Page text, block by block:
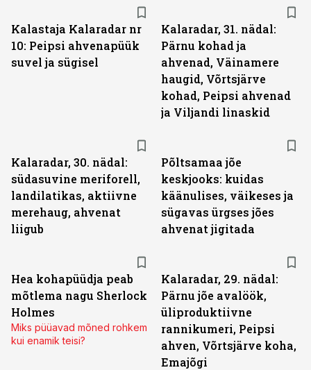
Kalastaja Kalaradar nr
10: Peipsi ahvenapüük
suvel ja sügisel
Kalaradar, 31. nädal:
Pärnu kohad ja
ahvenad, Väinamere
haugid, Võrtsjärve
kohad, Peipsi ahvenad
ja Viljandi linaskid
Kalaradar, 30. nädal:
südasuvine meriforell,
landilatikas, aktiivne
merehaug, ahvenat
liigub
Põltsamaa jõe
keskjooks: kuidas
käänulises, väikeses ja
sügavas ürgses jões
ahvenat jigitada
Hea kohapüüdja peab
mõtlema nagu Sherlock
Holmes
Miks püüavad mõned rohkem
kui enamik teisi?
Kalaradar, 29. nädal:
Pärnu jõe avalöök,
üliproduktiivne
rannikumeri, Peipsi
ahven, Võrtsjärve koha,
Emajõgi